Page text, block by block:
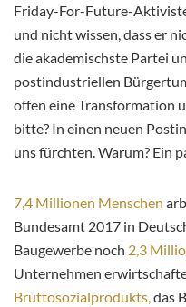
Friday-For-Future-
und nicht wissen, dass er
die akademischste Partei
postindustriellen
offen eine Transformation
bitte? In einen neuen
uns fürchten. Warum? Ein
7,4 Millionen Menschen
Bundesamt 2017 in
Baugewerbe noch 2,3
Unternehmen
Bruttosozialprodukts, das